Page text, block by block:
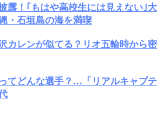
！｢もはや高校生には見えない｣大
・石垣島の海を満喫
カレンが似てる？リオ五輪時から密
てどんな選手？…「リアルキャプテ